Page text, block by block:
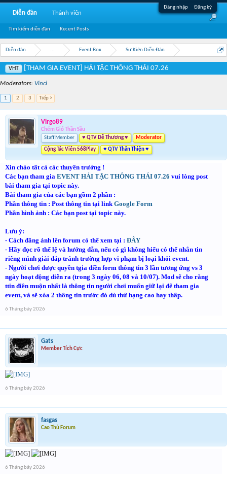
Đăng nhập Đăng ký
Diễn đàn ... Event Box Sự Kiện Diễn Đàn
VHT [THAM GIA EVENT] HẢI TẶC THÔNG THÁI 07.26
Moderators: Vinci
1 2 3 Tiếp >
Virgo89
Chém Gió Thần Sầu
Staff Member
♥ QTV Dễ Thương ♥ Moderator
Cộng Tác Viên 568Play ♥ QTV Thân Thiện ♥
Xin chào tất cả các thuyền trưởng !
Các bạn tham gia EVENT HẢI TẶC THÔNG THÁI 07.26 vui lòng post
bài tham gia tại topic này.
Bài tham gia của các bạn gồm 2 phần :
Phần thông tin : Post thông tin tại linkGoogle Form
Phần hình ảnh : Các bạn post tại topic này.
Lưu ý:
- Cách đăng ảnh lên forum có thể xem tại : ĐÂY
- Hãy đọc rõ thể lệ và hướng dẫn, nếu có gì không hiểu có thể nhắn tin
riêng mình giải đáp tránh trường hợp vi phạm bị loại khỏi event.
- Người chơi được quyền tgia điền form thông tin 3 lần tương ứng vs 3
ngày hoạt động diễn ra (trong 3 ngày 06, 08 và 10/07). Mod sẽ cho rằng
ttin điền muộn nhất là thông tin người chơi muốn giữ lại để tham gia
event, và sẽ xóa 2 thông tin trước đó dù thứ hạng cao hay thấp.
6 Tháng bảy 2026
Gats
Member Tích Cực
6 Tháng bảy 2026
fasgas
Cao Thủ Forum
6 Tháng bảy 2026
Diễn đàn
Tìm kiếm diễn đàn Recent Posts
Thành viên